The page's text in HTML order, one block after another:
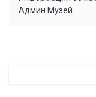
Админ Музей